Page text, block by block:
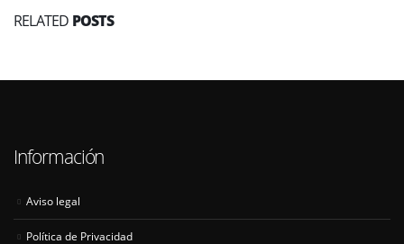
RELATED POSTS
Información
Aviso legal
Política de Privacidad